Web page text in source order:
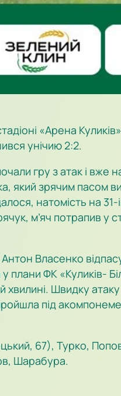
«Арена
унічию 2:2.
гру з атак і вже
зрячим пасом
натомість на 31-
м’яч потрапив у
Власенко
плани ФК «Куликів-
хвилині. Швидку
під
67), Турко,
Шарабура.